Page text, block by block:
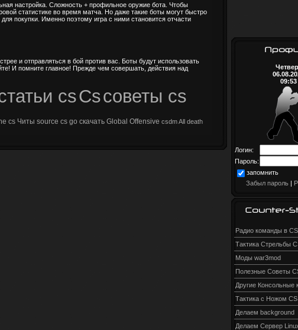
настройка. Сложность + профильное оружие бота. Чтобы
статистике во время матча. Но даже такие боты могут быстро
покупки. Именно поэтому игра с ними становится отчасти
и отправляться в бой против вас. Боты будут использовать
И помните главное! Прежде чем совершать, действия над
csCsсоветы cs
сs Читы source cs go скачать Global Offensive csdmAll death
09:53
Логин:
Пароль:
запомнить
Забыл пароль|
Радио команды в CS
Тактика Стрельбы
Моды war3mod
Полезные Советы
Другие Консольные
Тактика с Ножом CS
Делаем background
Делаем Сервер